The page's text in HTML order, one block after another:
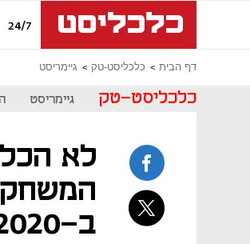
24/7
דף הבית כלכליסט-טק גיימריסט
כלכליסט-טק גיימריסט
ב-2020